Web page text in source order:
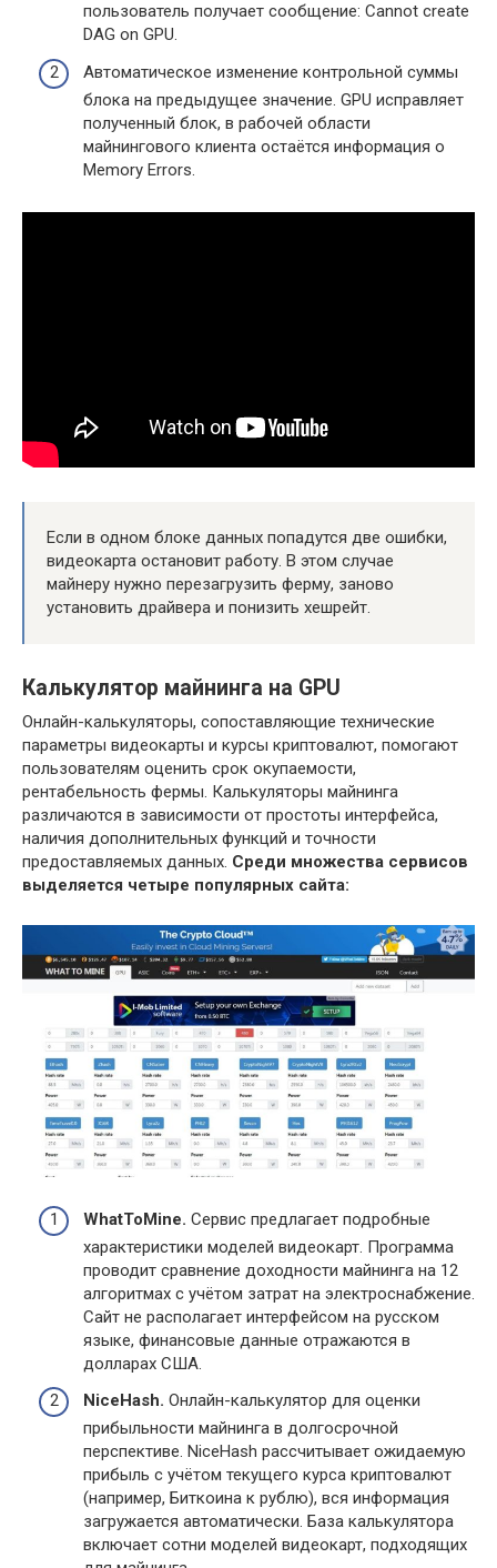
пользователь получает сообщение: Cannot create
DAG on GPU.
Автоматическое изменение контрольной суммы
блока на предыдущее значение. GPU исправляет
полученный блок, в рабочей области
майнингового клиента остаётся информация о
Memory Errors.
Если в одном блоке данных попадутся две ошибки,
видеокарта остановит работу. В этом случае
майнеру нужно перезагрузить ферму, заново
установить драйвера и понизить хешрейт.
Калькулятор майнинга на GPU
Онлайн-калькуляторы, сопоставляющие технические
параметры видеокарты и курсы криптовалют, помогают
пользователям оценить срок окупаемости,
рентабельность фермы. Калькуляторы майнинга
различаются в зависимости от простоты интерфейса,
наличия дополнительных функций и точности
предоставляемых данных. Среди множества сервисов
выделяется четыре популярных сайта:
WhatToMine. Сервис предлагает подробные
характеристики моделей видеокарт. Программа
проводит сравнение доходности майнинга на 12
алгоритмах с учётом затрат на электроснабжение.
Сайт не располагает интерфейсом на русском
языке, финансовые данные отражаются в
долларах США.
NiceHash. Онлайн-калькулятор для оценки
прибыльности майнинга в долгосрочной
перспективе. NiceHash рассчитывает ожидаемую
прибыль с учётом текущего курса криптовалют
(например, Биткоина к рублю), вся информация
загружается автоматически. База калькулятора
включает сотни моделей видеокарт, подходящих